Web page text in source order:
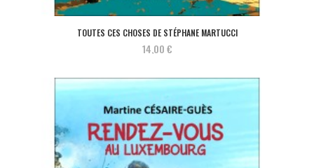
TOUTES CES CHOSES DE STÉPHANE MARTUCCI
14,00 €